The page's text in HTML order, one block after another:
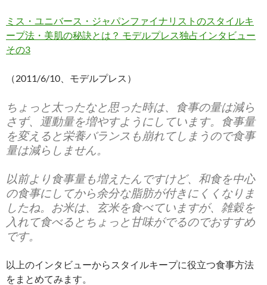
ミス・ユニバース・ジャパンファイナリストのスタイルキ
ープ法・美肌の秘訣とは？ モデルプレス独占インタビュー
その3
（2011/6/10、モデルプレス）
ちょっと太ったなと思った時は、食事の量は減ら
さず、運動量を増やすようにしています。食事量
を変えると栄養バランスも崩れてしまうので食事
量は減らしません。
以前より食事量も増えたんですけど、和食を中心
の食事にしてから余分な脂肪が付きにくくなりま
したね。お米は、玄米を食べていますが、雑穀を
入れて食べるとちょっと甘味がでるのでおすすめ
です。
以上のインタビューからスタイルキープに役立つ食事方法
をまとめてみます。